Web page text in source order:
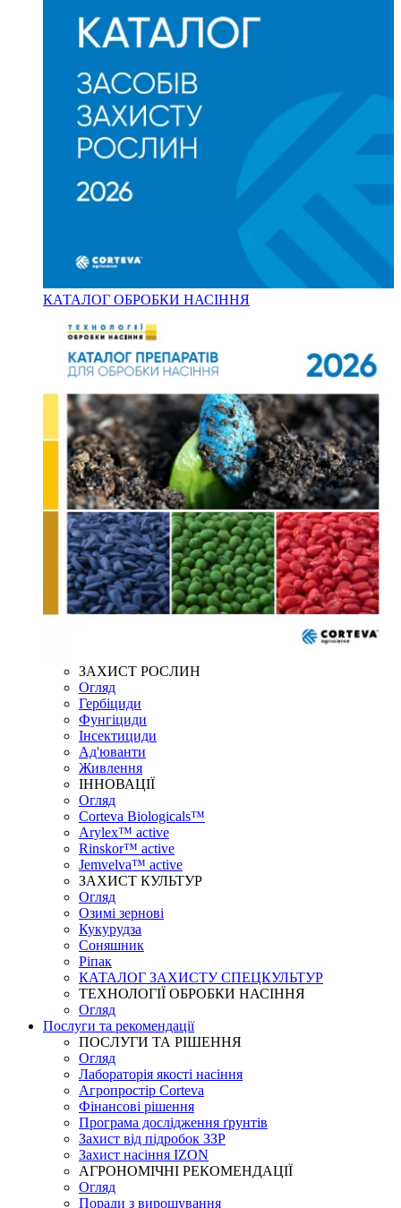
КАТАЛОГ ОБРОБКИ НАСІННЯ
ЗАХИСТ РОСЛИН
Огляд
Гербіциди
Фунгіциди
Інсектициди
Ад'юванти
Живлення
ІННОВАЦІЇ
Огляд
Corteva Biologicals™
Arylex™ active
Rinskor™ active
Jemvelva™ active
ЗАХИСТ КУЛЬТУР
Огляд
Озимі зернові
Кукурудза
Соняшник
Ріпак
КАТАЛОГ ЗАХИСТУ СПЕЦКУЛЬТУР
ТЕХНОЛОГІЇ ОБРОБКИ НАСІННЯ
Огляд
Послуги та рекомендації
ПОСЛУГИ ТА РІШЕННЯ
Огляд
Лабораторія якості насіння
Агропростір Corteva
Фінансові рішення
Програма дослідження ґрунтів
Захист від підробок ЗЗР
Захист насіння IZON
АГРОНОМІЧНІ РЕКОМЕНДАЦІЇ
Огляд
Поради з вирощування